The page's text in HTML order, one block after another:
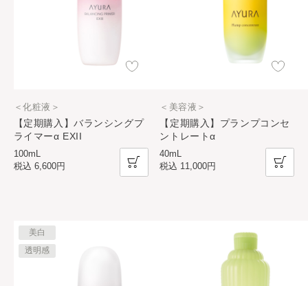
【定期購入】バランシングプ
ライマーα EXII
＜化粧液＞
100mL
税込 6,600円
【定期購入】プランプコンセ
ントレートα
＜美容液＞
40mL
税込 11,000円
美白
透明感